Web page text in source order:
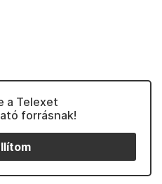
a Telexet
forrásnak!